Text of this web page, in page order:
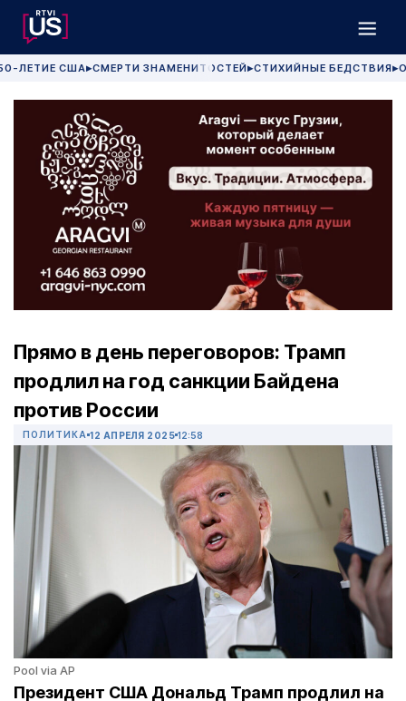
ЛЕТИЕ США▶СМЕРТИ ЗНАМЕНИТОСТЕЙ▶СТИХИЙНЫЕ БЕДСТВИЯ▶
Прямо в день переговоров: Трамп
продлил на год санкции Байдена
против России
ПОЛИТИКА 12 АПРЕЛЯ 2025 12:58
Pool via AP
Президент США Дональд Трамп продлил на